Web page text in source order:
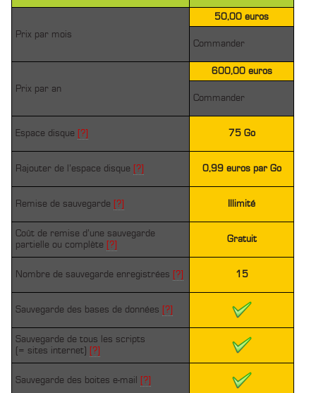
Prix par mois
50,00 euros
Commander
Prix par an
600,00 euros
Commander
Espace disque [?] 75 Go
Rajouter de l’espace disque [?] 0,99 euros par Go
Remise de sauvegarde [?] Illimité
Coût de remise d’une sauvegarde
partielle ou complète [?] Gratuit
Nombre de sauvegarde enregistrées [?] 15
Sauvegarde des bases de données [?]
Sauvegarde de tous les scripts
(= sites internet) [?]
Sauvegarde des boites e-mail [?]